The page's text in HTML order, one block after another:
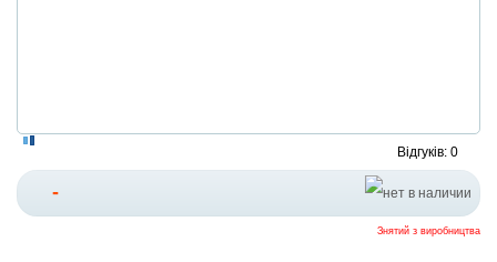
Відгуків: 0
-
Знятий з виробництва